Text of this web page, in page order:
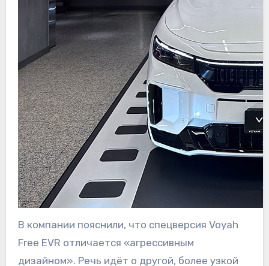
В компании пояснили, что спецверсия Voyah
Free EVR отличается «агрессивным
дизайном». Речь идёт о другой, более узкой